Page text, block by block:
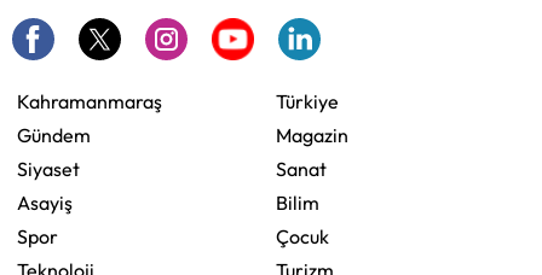
Kahramanmaraş
Gündem
Siyaset
Asayiş
Spor
Türkiye
Magazin
Sanat
Bilim
Çocuk